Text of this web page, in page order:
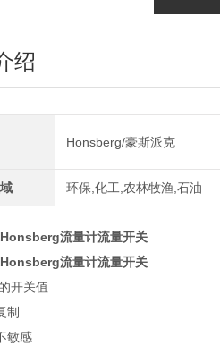
绍
Honsberg/豪斯派克
环保,化工,农林牧渔,石油
流量计流量开关
流量计流量开关
开关值
制
敏感